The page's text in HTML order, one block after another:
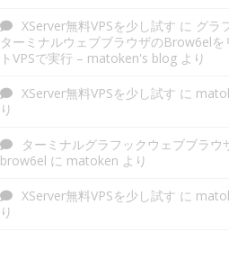
XServer無料VPSを少し試す に グラ
ターミナルウェブブラウザのBrow6elを
トVPSで実行 – matoken's blog より
XServer無料VPSを少し試す に
り
ターミナルグラフックウェブブラウ
brow6el に matoken より
XServer無料VPSを少し試す に
り